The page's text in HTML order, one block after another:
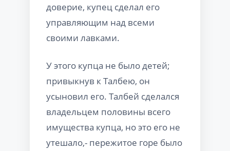
доверие, купец сделал его
управляющим над всеми
своими лавками.
У этого купца не было детей;
привыкнув к Талбею, он
усыновил его. Талбей сделался
владельцем половины всего
имущества купца, но это его не
утешало,- пережитое горе было